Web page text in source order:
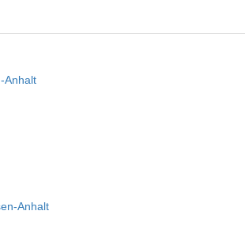
Anhalt
Anhalt